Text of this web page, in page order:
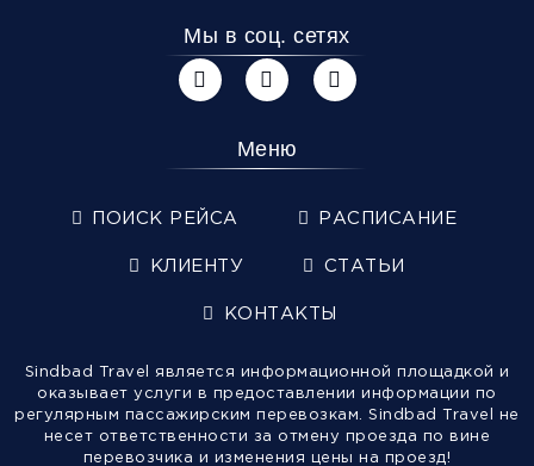
Мы в соц. сетях
Меню
ПОИСК РЕЙСА РАСПИСАНИЕ
КЛИЕНТУ СТАТЬИ
КОНТАКТЫ
Sindbad Travel является информационной площадкой и
оказывает услуги в предоставлении информации по
регулярным пассажирским перевозкам. Sindbad Travel не
несет ответственности за отмену проезда по вине
перевозчика и изменения цены на проезд!